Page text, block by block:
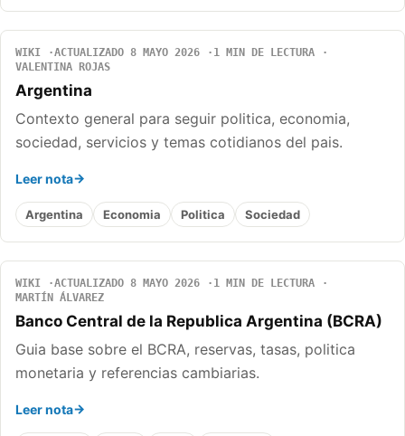
WIKI ACTUALIZADO 8 MAYO 2026
1 MIN DE LECTURA
VALENTINA ROJAS
Argentina
Contexto general para seguir politica, economia,
sociedad, servicios y temas cotidianos del pais.
Leer nota
Argentina Economia Politica Sociedad
WIKI ACTUALIZADO 8 MAYO 2026
1 MIN DE LECTURA
MARTÍN ÁLVAREZ
Banco Central de la Republica Argentina (BCRA)
Guia base sobre el BCRA, reservas, tasas, politica
monetaria y referencias cambiarias.
Leer nota